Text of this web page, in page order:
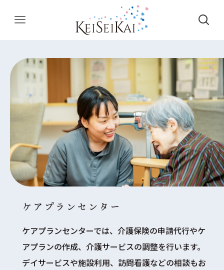
ケアプランセンター
ケアプランセンターでは、介護保険の申請代行やケ
アプランの作成、介護サービスの調整を行います。
デイサービスや施設利用、訪問看護などの相談もお